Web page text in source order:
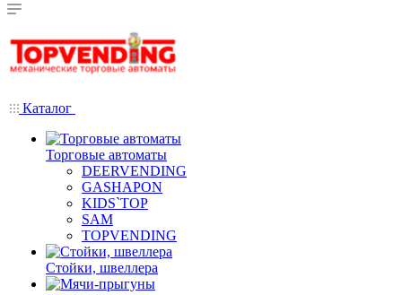
Каталог
Торговые автоматы
DEERVENDING
GASHAPON
KIDS`TOP
SAM
TOPVENDING
Стойки, швеллера